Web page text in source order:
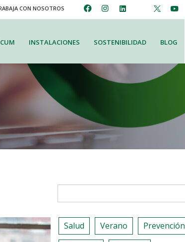
CON NOSOTROS
INSTALACIONES SOSTENIBILIDAD BLOG
Salud Verano Prevención